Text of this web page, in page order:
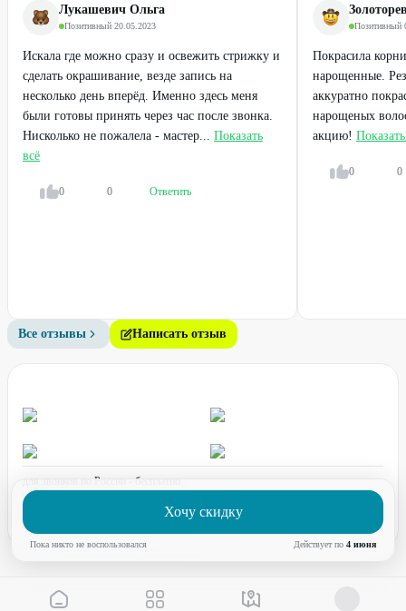
Хочу скидку
Пока никто не воспользовался Действует по 4 июня
Лукашевич Ольга
Позитивный·20.05.2023
Искала где можно сразу и освежить стрижку и
сделать окрашивание, везде запись на
несколько день вперёд. Именно здесь меня
были готовы принять через час после звонка.
Нисколько не пожалела - мастер... Показать
всё
0 0 Ответить
Позитивный·
Покрасила
нарощенные.
аккуратно
нарощеных
акцию!
0 0
Все отзывы Написать отзыв
для звонков по России - бесплатно
график работы:
ПН-ПТ с 08:00 до 17:00 (по МСК)